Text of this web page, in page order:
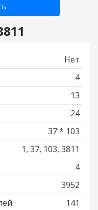
Нет
4
13
24
37 * 103
1, 37, 103, 3811
4
3952
141